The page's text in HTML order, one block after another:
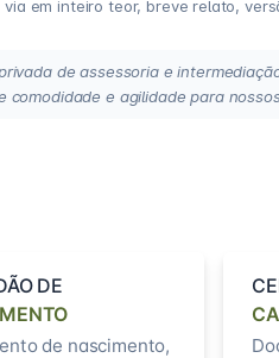
em inteiro teor, breve relato,
de assessoria e
e agilidade para
DE
de nascimento,